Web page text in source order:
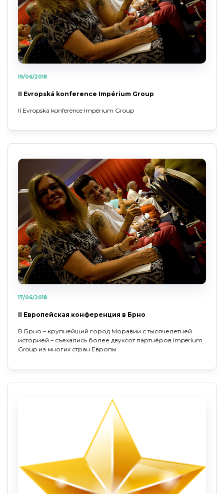
19/06/2018
II Evropská konference Impérium Group
II Evropská konference Impérium Group
17/06/2018
II Европейская конференция в Брно
В Брно – крупнейший город Моравии с тысячелетней
историей – съехались более двухсот партнёров Imperium
Group из многих стран Европы